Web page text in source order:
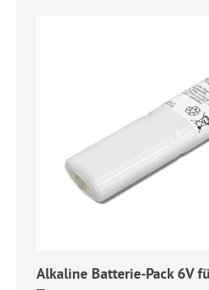
Alkaline Batterie-Pack 6V